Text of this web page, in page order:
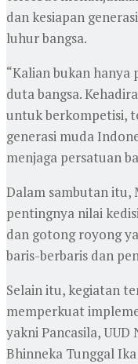
dan kesiapan
luhur bangsa.
“Kalian bukan
duta bangsa.
untuk berkompetisi,
generasi muda
menjaga persatuan
Dalam sambutan itu,
pentingnya nilai
dan gotong royong
baris-berbaris dan
Selain itu, kegiatan
memperkuat
yakni Pancasila, UUD
Bhinneka Tunggal